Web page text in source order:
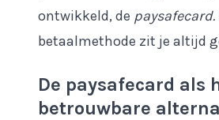
ontwikkeld, de paysafecard.
betaalmethode zit je altijd
De paysafecard als
betrouwbare